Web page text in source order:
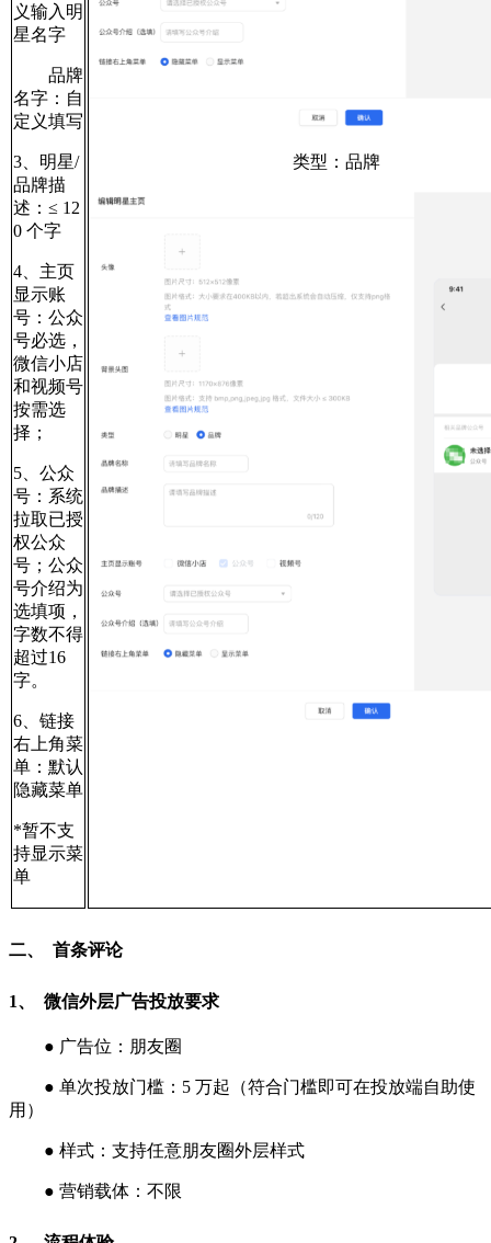
义输入明
星名字
品牌
名字：自
定义填写
3、明星/
品牌描
述：≤ 12
0 个字
4、主页
显示账
号：公众
号必选，
微信小店
和视频号
按需选
择；
5、公众
号：系统
拉取已授
权公众
号；公众
号介绍为
选填项，
字数不得
超过16
字。
6、链接
右上角菜
单：默认
隐藏菜单
*暂不支
持显示菜
单
类型：品牌
二、 首条评论
1、 微信外层广告投放要求
● 广告位：朋友圈
● 单次投放门槛：5 万起（符合门槛即可在投放端自助使
用）
● 样式：支持任意朋友圈外层样式
● 营销载体：不限